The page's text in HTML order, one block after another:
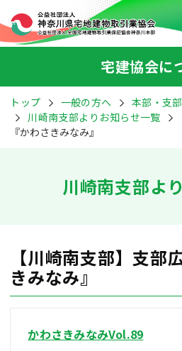
宅建協会に
トップ 一般の方へ 本部・支
川崎南支部よりお知らせ一覧
『かわさきみなみ』
川崎南支部よ
【川崎南支部】支部
きみなみ』
かわさきみなみVol.89